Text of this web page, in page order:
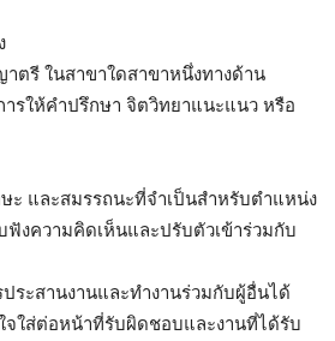
รี ในสาขาใดสาขาหนึ่งทางด้าน
รให้คำปรึกษา จิตวิทยาแนะแนว หรือ
ะ และสมรรถนะที่จำเป็นสำหรับตำแหน่ง
งความคิดเห็นและปรับตัวเข้าร่วมกับ
ระสานงานและทำงานร่วมกับผู้อื่นได้
จใส่ต่อหน้าที่รับผิดชอบและงานที่ได้รับ